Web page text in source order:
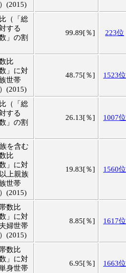
(2015)
（「総
する
」の割
99.89[％] 223位
比
」に対
世帯
(2015)
48.75[％] 1523位
（「総
する
」の割
26.13[％] 1007位
を含む
比
」に対
上親族
世帯
(2015)
19.83[％] 1560位
数比
」に対
婦世帯
(2015)
8.85[％] 1617位
数比
」に対
身世帯
6.95[％] 1663位